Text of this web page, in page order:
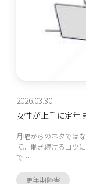
2026.03.30
女性が上手に定年
月曜からのネタでは
て。働き続けるコツ
で…
更年期障害